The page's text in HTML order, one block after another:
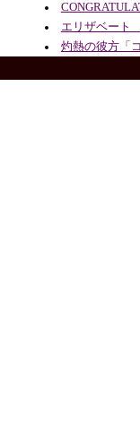
エリザベート
灼熱の彼方「